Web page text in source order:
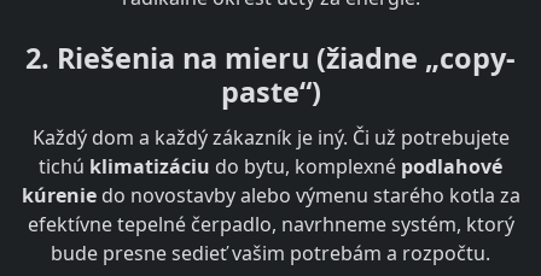
2. Riešenia na mieru (žiadne „copy-
paste“)
Každý dom a každý zákazník je iný. Či už potrebujete
tichú klimatizáciu do bytu, komplexné podlahové
kúreniedo novostavby alebo výmenu starého kotla za
efektívne tepelné čerpadlo, navrhneme systém, ktorý
bude presne sedieť vašim potrebám a rozpočtu.